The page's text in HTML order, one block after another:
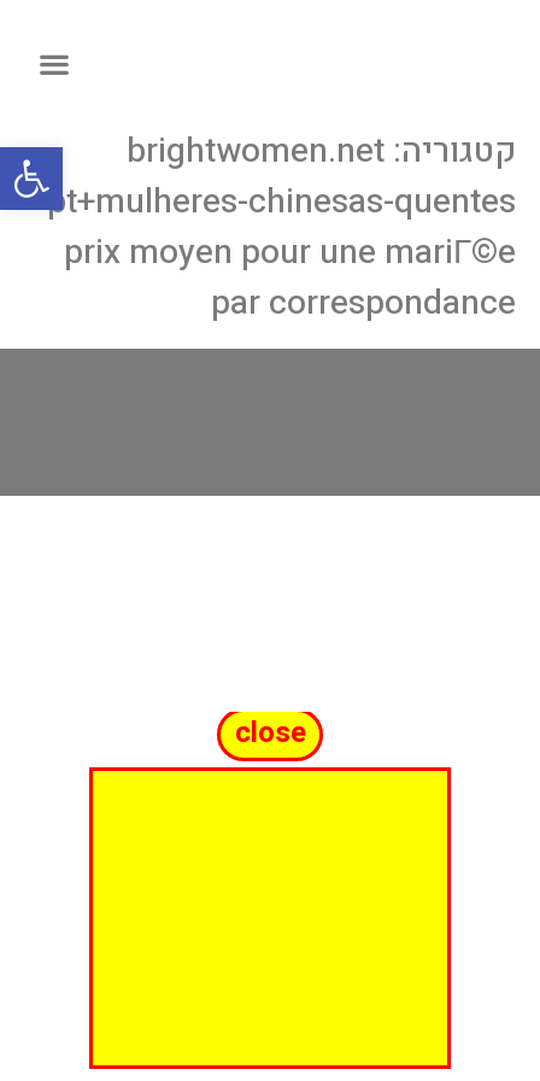
קטגוריה: brightwomen.net
pt+mulheres-chinesas-quentes
prix moyen pour une mariГ©e
par correspondance
close